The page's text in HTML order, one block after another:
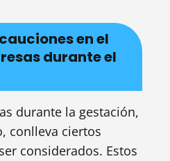
en el
durante el
durante la gestación,
conlleva ciertos
considerados. Estos